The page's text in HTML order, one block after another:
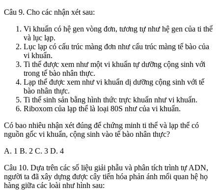
Câu 9. Cho các nhận xét sau:
Vi khuẩn có hệ gen vòng đơn, tương tự như hệ gen của ti thể
và lục lạp.
Lục lạp có cấu trúc màng đơn như cấu trúc màng tế bào của
vi khuẩn.
Ti thể được xem như một vi khuẩn tự dưỡng cộng sinh với
trong tế bào nhân thực.
Lạp thể được xem như vi khuẩn dị dưỡng cộng sinh với tế
bào nhân thực.
Ti thể sinh sản bằng hình thức trực khuẩn như vi khuẩn.
Riboxom của lạp thể là loại 80S như của vi khuẩn.
Có bao nhiêu nhận xét đúng để chứng minh ti thể và lạp thể có
nguồn gốc vi khuẩn, cộng sinh vào tế bào nhân thực?
A. 1 B. 2 C. 3 D. 4
Câu 10. Dựa trên các số liệu giải phẫu và phân tích trình tự ADN,
người ta đã xây dựng được cây tiến hóa phản ánh mối quan hệ họ
hàng giữa các loài như hình sau: